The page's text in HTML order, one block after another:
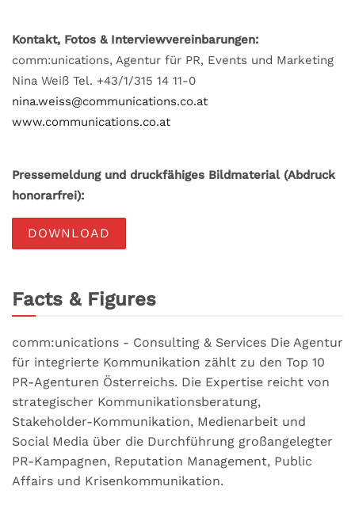
Kontakt, Fotos & Interviewvereinbarungen:
comm:unications, Agentur für PR, Events und Marketing
Nina Weiß Tel. +43/1/315 14 11-0
nina.weiss@communications.co.at
www.communications.co.at
Pressemeldung und druckfähiges Bildmaterial (Abdruck
honorarfrei):
DOWNLOAD
Facts & Figures
comm:unications - Consulting & Services Die Agentur
für integrierte Kommunikation zählt zu den Top 10
PR-Agenturen Österreichs. Die Expertise reicht von
strategischer Kommunikationsberatung,
Stakeholder-Kommunikation, Medienarbeit und
Social Media über die Durchführung großangelegter
PR-Kampagnen, Reputation Management, Public
Affairs und Krisenkommunikation.